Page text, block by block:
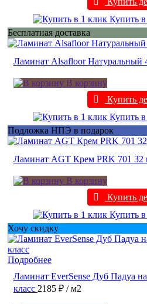
Купить в
Бесплатная доставка
Ламинат Alsafloor Натуральный
В корзину
Купить
Купить в
Подложка НПЭ в подарок
Ламинат AGT Крем PRK 701 32
В корзину
Купить
Купить в
Хочу скидку
Подробнее
Ламинат EverSense Дуб Падуа
класс 2185 ₽ / м2